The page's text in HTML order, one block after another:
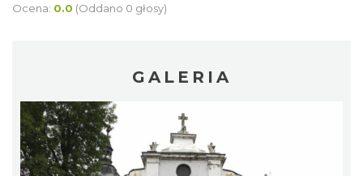
Ocena: 0.0 (Oddano 0 głosy)
GALERIA